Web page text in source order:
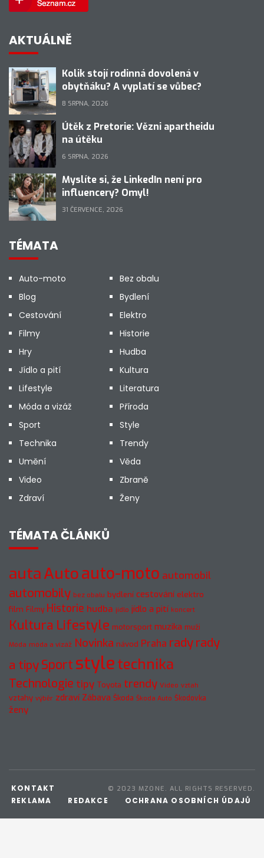
AKTUÁLNĚ
Kolik stojí rodinná dovolená v
obytňáku? A vyplatí se vůbec?
8 SRPNA, 2026
Útěk z Pretorie: Vězni apartheidu
na útěku
6 SRPNA, 2026
Myslíte si, že LinkedIn není pro
influencery? Omyl!
31 ČERVENCE, 2026
TÉMATA
Auto-moto
Bez obalu
Blog
Bydlení
Cestování
Elektro
Filmy
Historie
Hry
Hudba
Jídlo a pití
Kultura
Lifestyle
Literatura
Móda a vizáž
Příroda
Sport
Style
Technika
Trendy
Umění
Věda
Video
Zbraně
Zdraví
Ženy
TÉMATA ČLÁNKŮ
autaAutoauto-moto automobil
automobily bez obalu bydlení cestování elektro
film Filmy Historie hudba jídlo jídlo a pití koncert
Kultura Lifestyle motorsport muzika muži
Móda móda a vizáž Novinka návod Praha radyrady
a tipySport styletechnika
Technologie tipy Toyota trendy Video vztah
vztahy výběr zdraví Zábava Škoda Škoda Auto Škodovka
ženy
© 2023 MZONE. ALL RIGHTS RESERVED.
KONTAKT
REKLAMA
REDAKCE OCHRANA OSOBNÍCH ÚDAJŮ